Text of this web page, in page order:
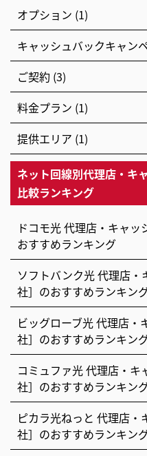
オプション (1)
キャッシュバックキャン
ご契約 (3)
料金プラン (1)
提供エリア (1)
ネット回線別代理店・キ
比較ランキング
ドコモ光 代理店・キャ
おすすめランキング
ソフトバンク光 代理店
社］のおすすめランキン
ビッグローブ光 代理店
社］のおすすめランキン
コミュファ光 代理店・キ
社］のおすすめランキン
ピカラ光ねっと 代理店
社］のおすすめランキン